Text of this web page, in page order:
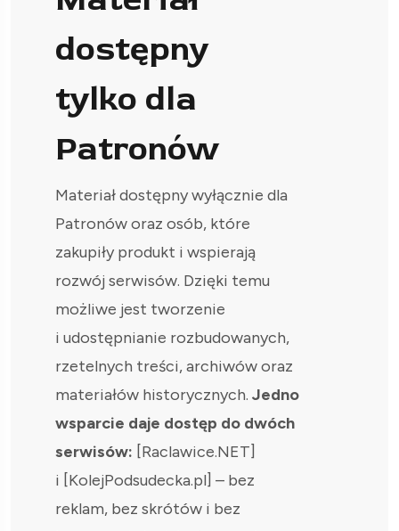
dostępny
tylko dla
Patronów
Materiał dostępny wyłącznie dla
Patronów oraz osób, które
zakupiły produkt i wspierają
rozwój serwisów. Dzięki temu
możliwe jest tworzenie
i udostępnianie rozbudowanych,
rzetelnych treści, archiwów oraz
materiałów historycznych. Jedno
wsparcie daje dostęp do dwóch
serwisów: [Raclawice.NET]
i [KolejPodsudecka.pl] – bez
reklam, bez skrótów i bez